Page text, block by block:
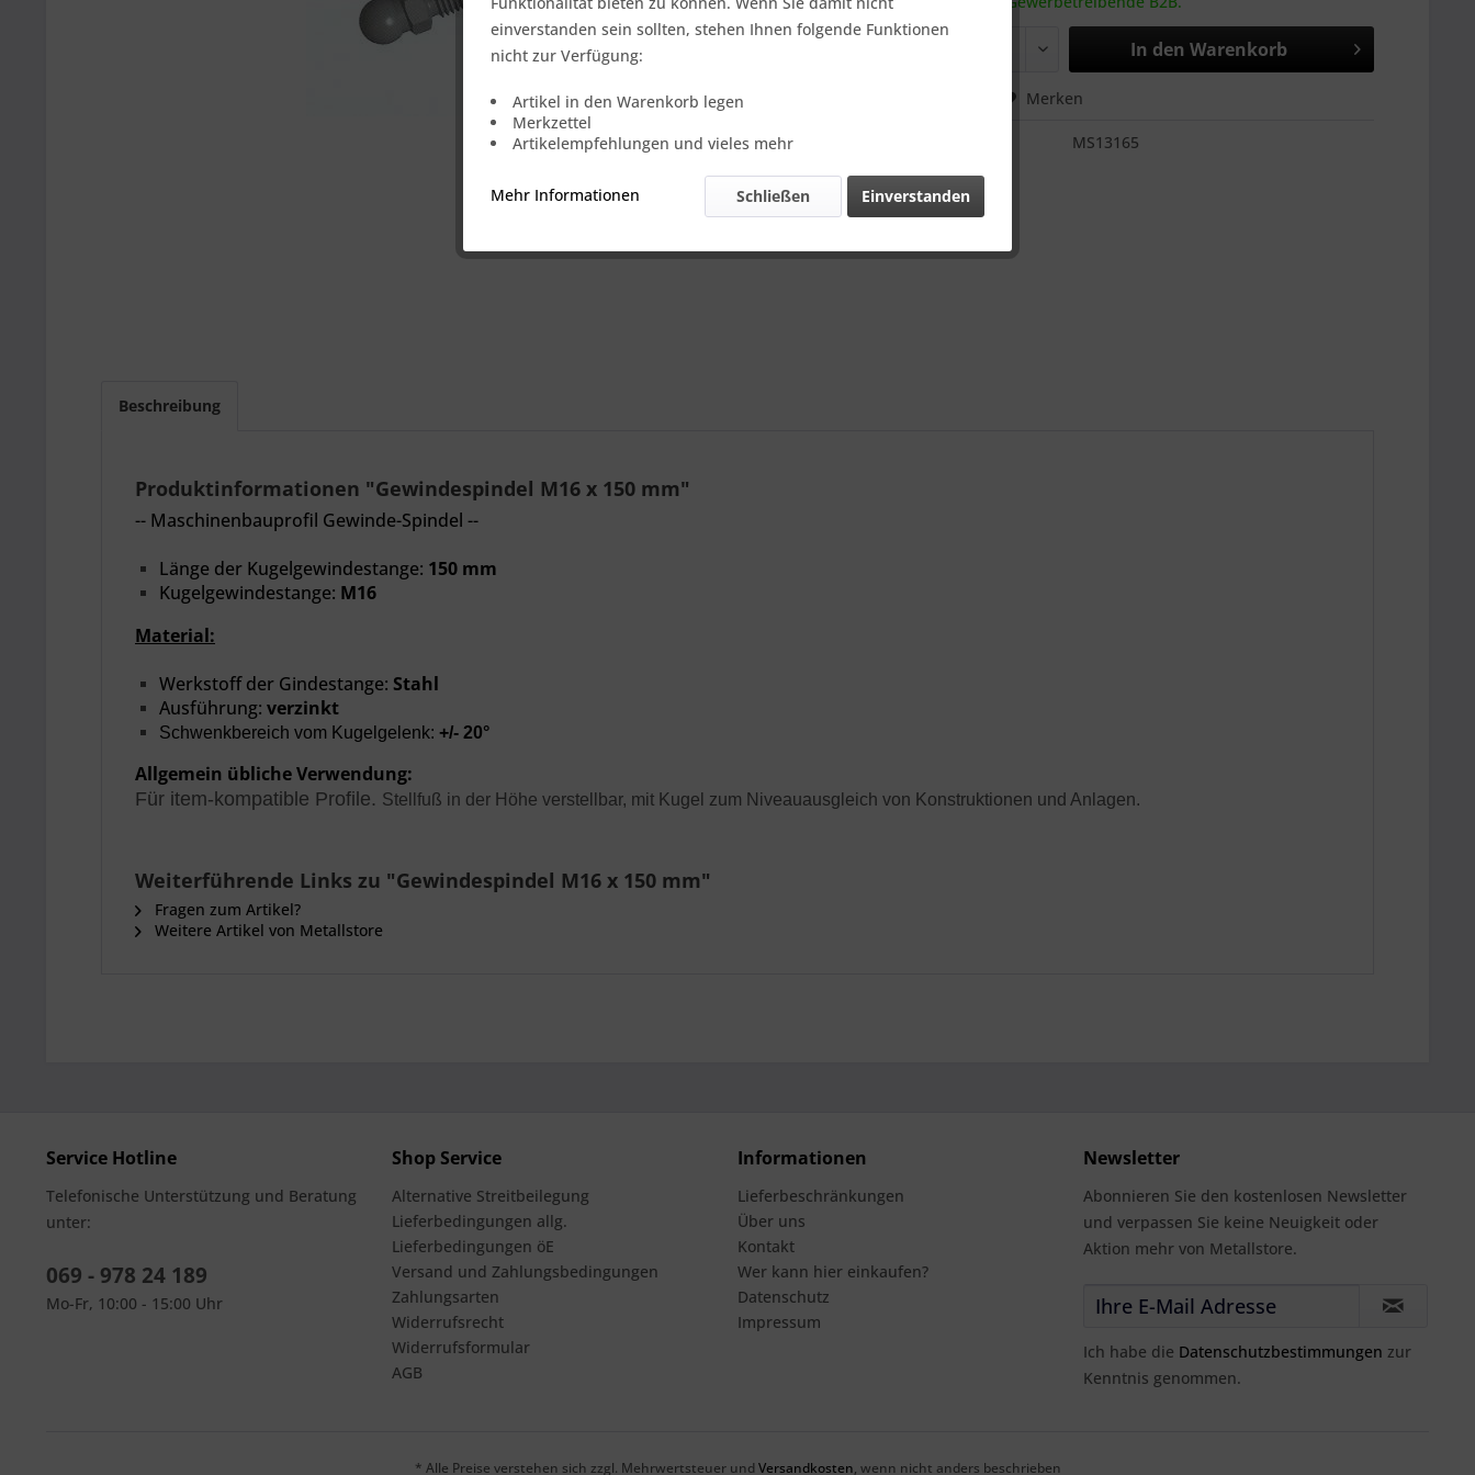
In den Warenkorb
Merken
MS13165
Beschreibung
Produktinformationen "Gewindespindel M16 x 150 mm"
-- Maschinenbauprofil Gewinde-Spindel --
Länge der Kugelgewindestange: 150 mm
Kugelgewindestange: M16
Material:
Werkstoff der Gindestange: Stahl
Ausführung: verzinkt
Schwenkbereich vom Kugelgelenk: +/- 20°
Allgemein übliche Verwendung:
Für item-kompatible Profile. Stellfuß in der Höhe verstellbar, mit Kugel zum Niveauausgleich von Konstruktionen und Anlagen.
Weiterführende Links zu "Gewindespindel M16 x 150 mm"
Fragen zum Artikel?
Weitere Artikel von Metallstore
Service Hotline
Telefonische Unterstützung und Beratung
unter:
069 - 978 24 189
Mo-Fr, 10:00 - 15:00 Uhr
Shop Service
Alternative Streitbeilegung
Lieferbedingungen allg.
Lieferbedingungen öE
Versand und Zahlungsbedingungen
Zahlungsarten
Widerrufsrecht
Widerrufsformular
AGB
Informationen
Lieferbeschränkungen
Über uns
Kontakt
Wer kann hier einkaufen?
Datenschutz
Impressum
Newsletter
Abonnieren Sie den kostenlosen Newsletter
und verpassen Sie keine Neuigkeit oder
Aktion mehr von Metallstore.
Ich habe die Datenschutzbestimmungen zur
Kenntnis genommen.
* Alle Preise verstehen sich zzgl. Mehrwertsteuer und Versandkosten, wenn nicht anders beschrieben
einverstanden sein sollten, stehen Ihnen folgende Funktionen
nicht zur Verfügung:
Artikel in den Warenkorb legen
Merkzettel
Artikelempfehlungen und vieles mehr
Mehr Informationen Einverstanden
Schließen